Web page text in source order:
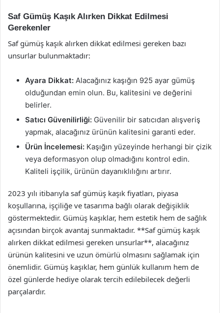
Saf Gümüş Kaşık Alırken Dikkat Edilmesi
Gerekenler
Saf gümüş kaşık alırken dikkat edilmesi gereken bazı
unsurlar bulunmaktadır:
Ayara Dikkat: Alacağınız kaşığın 925 ayar gümüş
olduğundan emin olun. Bu, kalitesini ve değerini
belirler.
Satıcı Güvenilirliği: Güvenilir bir satıcıdan alışveriş
yapmak, alacağınız ürünün kalitesini garanti eder.
Ürün İncelemesi: Kaşığın yüzeyinde herhangi bir çizik
veya deformasyon olup olmadığını kontrol edin.
Kaliteli işçilik, ürünün dayanıklılığını artırır.
2023 yılı itibarıyla saf gümüş kaşık fiyatları, piyasa
koşullarına, işçiliğe ve tasarıma bağlı olarak değişiklik
göstermektedir. Gümüş kaşıklar, hem estetik hem de sağlık
açısından birçok avantaj sunmaktadır. **Saf gümüş kaşık
alırken dikkat edilmesi gereken unsurlar**, alacağınız
ürünün kalitesini ve uzun ömürlü olmasını sağlamak için
önemlidir. Gümüş kaşıklar, hem günlük kullanım hem de
özel günlerde hediye olarak tercih edilebilecek değerli
parçalardır.